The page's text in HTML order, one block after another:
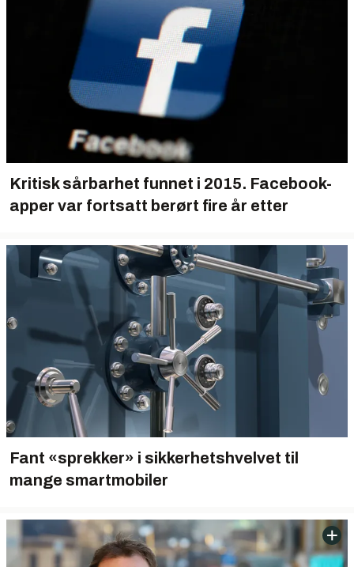
Kritisk sårbarhet funnet i 2015. Facebook-
apper var fortsatt berørt fire år etter
Fant «sprekker» i sikkerhetshvelvet til
mange smartmobiler